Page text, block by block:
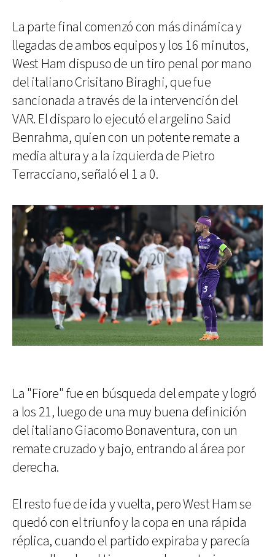
La parte final comenzó con más dinámica y
llegadas de ambos equipos y los 16 minutos,
West Ham dispuso de un tiro penal por mano
del italiano Crisitano Biraghi, que fue
sancionada a través de la intervención del
VAR. El disparo lo ejecutó el argelino Said
Benrahma, quien con un potente remate a
media altura y a la izquierda de Pietro
Terracciano, señaló el 1 a 0.
La "Fiore" fue en búsqueda del empate y logró
a los 21, luego de una muy buena definición
del italiano Giacomo Bonaventura, con un
remate cruzado y bajo, entrando al área por
derecha.
El resto fue de ida y vuelta, pero West Ham se
quedó con el triunfo y la copa en una rápida
réplica, cuando el partido expiraba y parecía